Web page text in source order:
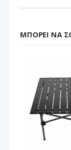
ΜΠΟΡΕΊ ΝΑ